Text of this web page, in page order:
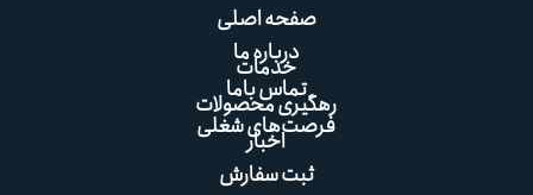
صفحه اصلی
درباره ما
خدمات
تماس باما
رهگیری محصولات
فرصت‌های شغلی
اخبار
ثبت سفارش